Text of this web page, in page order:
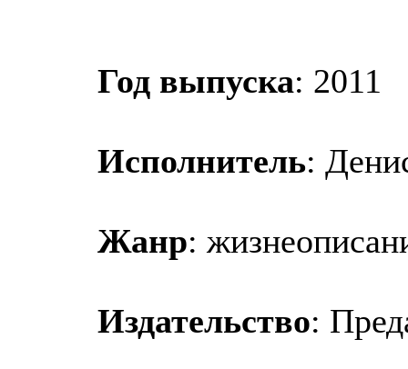
Год выпуска: 2011
Исполнитель:
Жанр:
Издательство: